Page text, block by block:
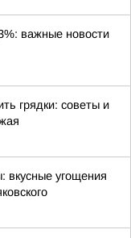
важные новости
грядки: советы и
вкусные угощения